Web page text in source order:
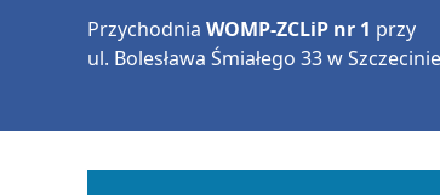
Przychodnia WOMP-ZCLiP nr 1 przy
ul. Bolesława Śmiałego 33 w Szczecinie